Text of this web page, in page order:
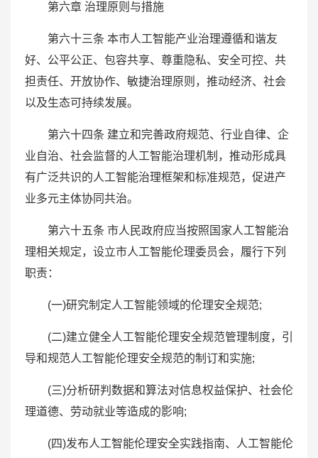
第六章 治理原则与措施
第六十三条 本市人工智能产业治理遵循和谐友
好、公平公正、包容共享、尊重隐私、安全可控、共
担责任、开放协作、敏捷治理原则，推动经济、社会
以及生态可持续发展。
第六十四条 建立和完善政府规范、行业自律、企
业自治、社会监督的人工智能治理机制，推动形成具
有广泛共识的人工智能治理框架和标准规范，促进产
业多元主体协同共治。
第六十五条 市人民政府应当按照国家人工智能治
理相关规定，设立市人工智能伦理委员会，履行下列
职责：
(一)研究制定人工智能领域的伦理安全规范;
(二)建立健全人工智能伦理安全规范管理制度，引
导和规范人工智能伦理安全规范的制订和实施;
(三)分析研判数据和算法对信息权益保护、社会伦
理道德、劳动就业等造成的影响;
(四)发布人工智能伦理安全实践指南、人工智能伦